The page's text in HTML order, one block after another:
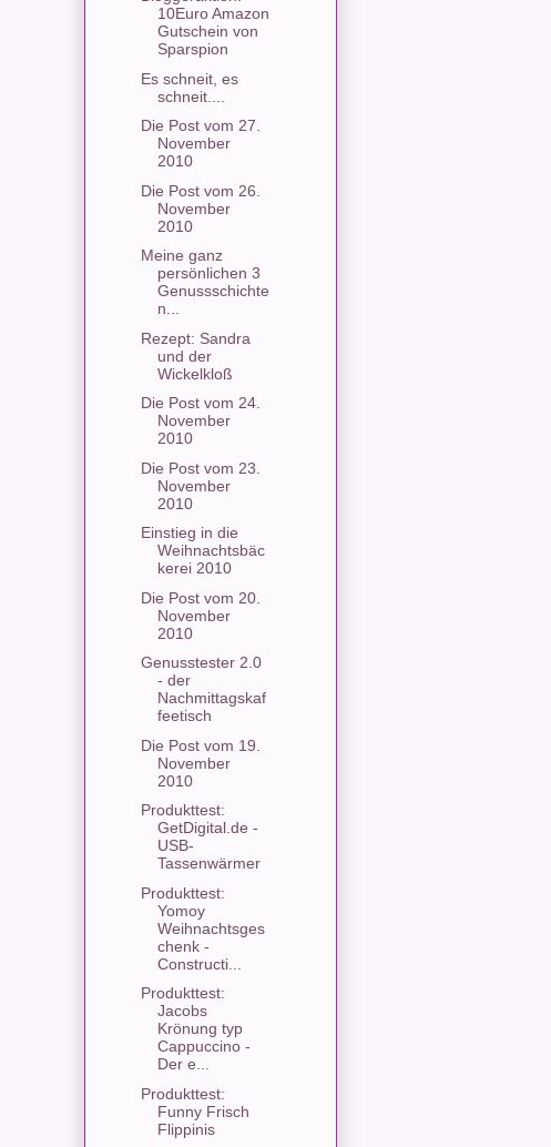
10Euro Amazon
Gutschein von
Sparspion
Es schneit, es
schneit....
Die Post vom 27.
November
2010
Die Post vom 26.
November
2010
Meine ganz
persönlichen 3
Genussschichte
n...
Rezept: Sandra
und der
Wickelkloß
Die Post vom 24.
November
2010
Die Post vom 23.
November
2010
Einstieg in die
Weihnachtsbäc
kerei 2010
Die Post vom 20.
November
2010
Genusstester 2.0
- der
Nachmittagskaf
feetisch
Die Post vom 19.
November
2010
Produkttest:
GetDigital.de -
USB-
Tassenwärmer
Produkttest:
Yomoy
Weihnachtsges
chenk -
Constructi...
Produkttest:
Jacobs
Krönung typ
Cappuccino -
Der e...
Produkttest:
Funny Frisch
Flippinis